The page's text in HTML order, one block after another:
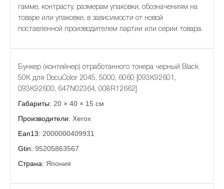
гамме, контрасту, размерам упаковки, обозначениям на
товаре или упаковке, в зависимости от новой
поставленной производителем партии или серии товара.
Бункер (контейнер) отработанного тонера черный Black
50К для DocuColor 2045, 5000, 6060 [093K92601,
093K92600, 647N02364, 008R12662]
Габариты: 20 × 40 × 15 см
Производители: Xerox
Ean13: 2000000409931
Gtin: 95205863567
Страна: Япония